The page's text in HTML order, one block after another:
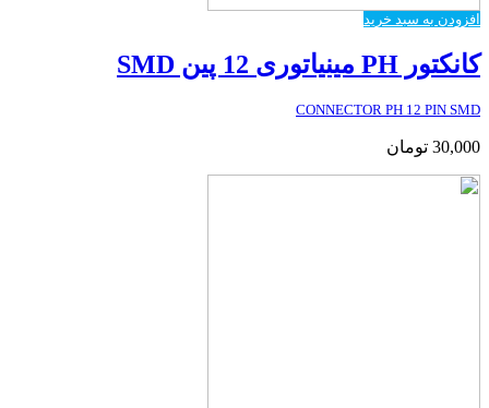
افزودن به سبد خرید
کانکتور PH مینیاتوری 12 پین SMD
CONNECTOR PH 12 PIN SMD
30,000 تومان